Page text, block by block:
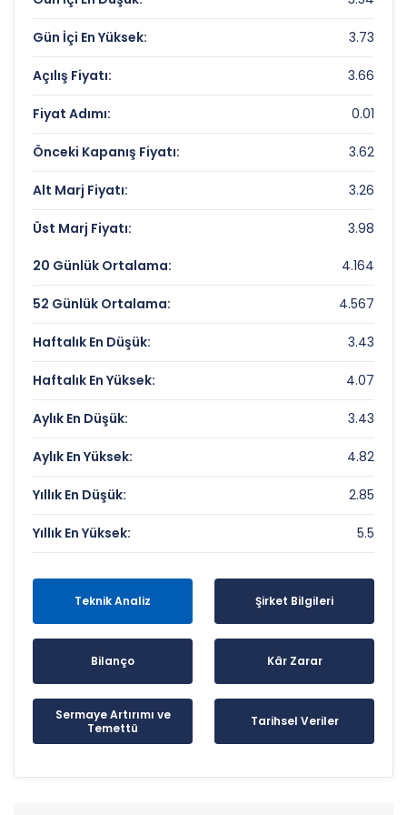
Piyasa Değeri/Defter Değeri (PD/DD):
1.09
IDEALIST GMYO Rekorlar ve Önemli
Seviyeler
Bugün Gördüğü En Yüksek Fiyat:
3.73 TL
Son 1 Yılın Zirvesi:
5.5 TL
Son 1 Yılın Dibi:
2.85 TL
Gün İçi En Yüksek: 3.73
Açılış Fiyatı: 3.66
Fiyat Adımı: 0.01
Önceki Kapanış Fiyatı: 3.62
Alt Marj Fiyatı: 3.26
Üst Marj Fiyatı: 3.98
20 Günlük Ortalama: 4.164
52 Günlük Ortalama: 4.567
Haftalık En Düşük: 3.43
Haftalık En Yüksek: 4.07
Aylık En Düşük: 3.43
Aylık En Yüksek: 4.82
Yıllık En Düşük: 2.85
Yıllık En Yüksek: 5.5
Teknik Analiz Şirket Bilgileri
Bilanço Kâr Zarar
Sermaye Artırımı ve
Temettü
Tarihsel Veriler